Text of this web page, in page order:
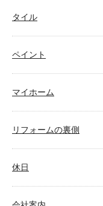
タイル
ペイント
マイホーム
リフォームの裏側
休日